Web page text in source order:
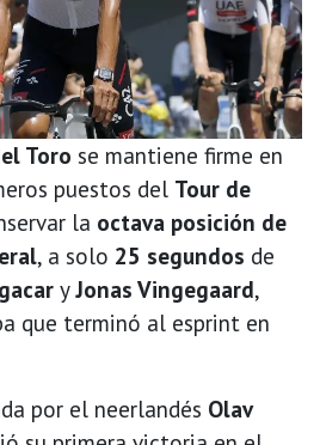
Toro se mantiene firme en
puestos del Tour de
la octava posición de
, a solo 25 segundos de
yJonas Vingegaard,
que terminó al esprint en
por el neerlandés Olav